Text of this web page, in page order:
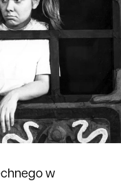
w